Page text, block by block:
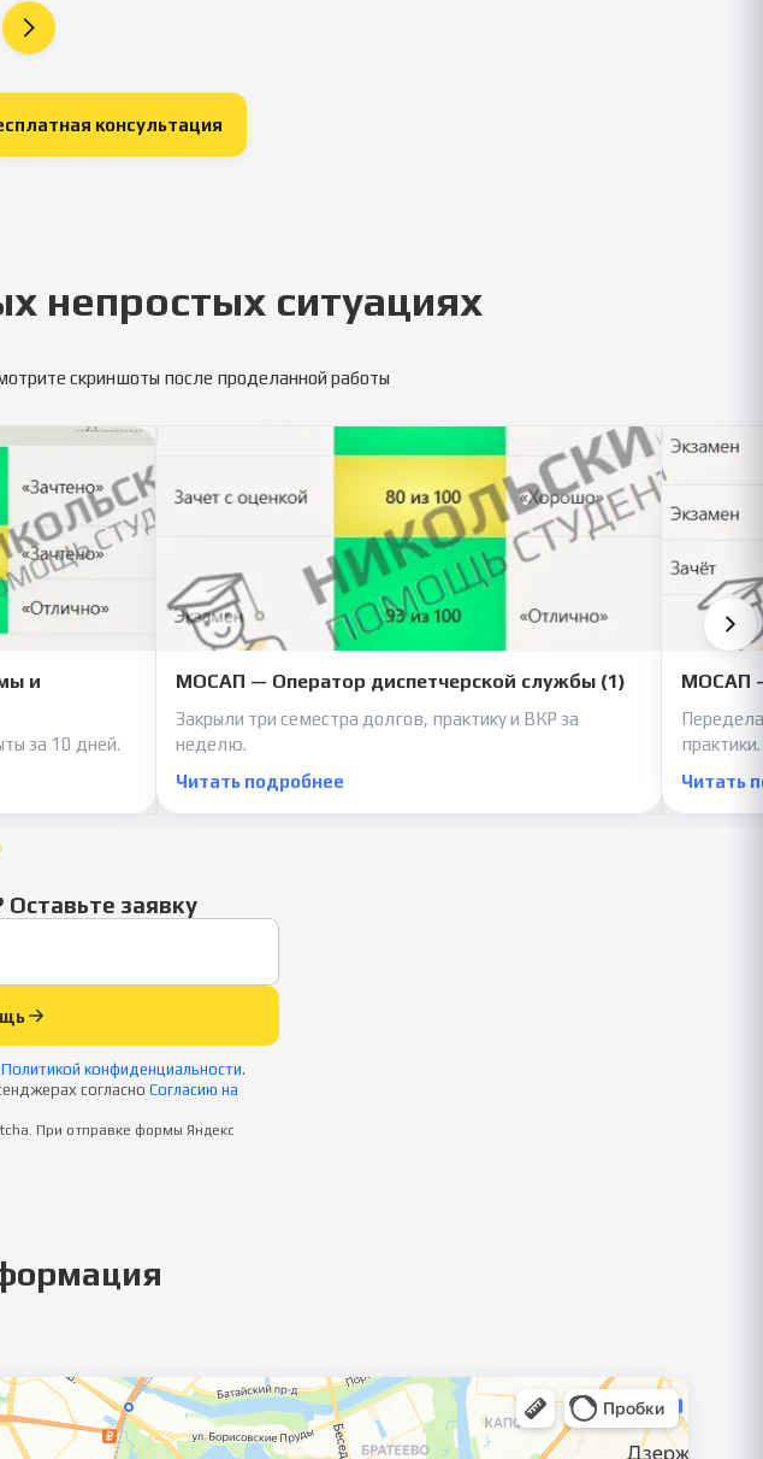
консультация
непростых ситуациях
скриншоты после проделанной работы
и
за 10 дней.
МОСАП — Оператор диспетчерской службы (1)
Закрыли три семестра долгов, практику и ВКР за
неделю.
Читать подробнее
МОСАП
практики.
Читать
заявку
Политикой конфиденциальности.
согласно Согласию на
При отправке формы Яндекс